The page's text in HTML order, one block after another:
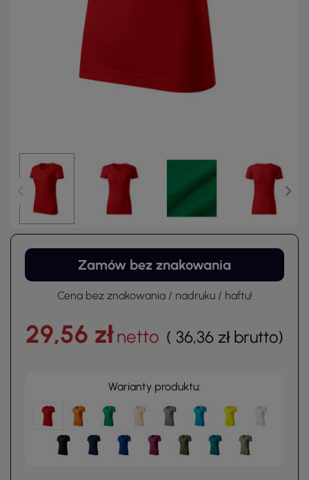
Zamów bez znakowania
Cena bez znakowania / nadruku / haftu!
29,56 złnetto ( 36,36 zł brutto)
Warianty produktu: